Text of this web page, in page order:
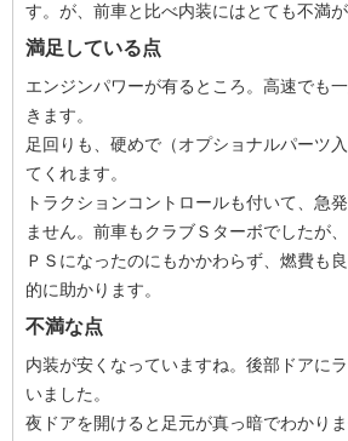
す。が、前車と比べ内装にはとても不満が
満足している点
エンジンパワーが有るところ。高速でも
きます。
足回りも、硬めで（オプショナルパーツ
てくれます。
トラクションコントロールも付いて、急
ません。前車もクラブＳターボでしたが
ＰＳになったのにもかかわらず、燃費も
的に助かります。
不満な点
内装が安くなっていますね。後部ドアに
いました。
夜ドアを開けると足元が真っ暗でわかり